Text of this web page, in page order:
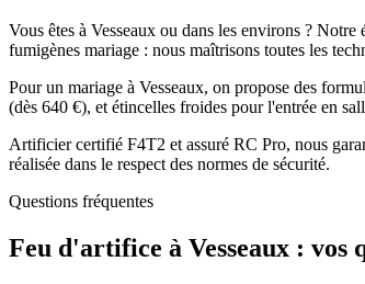
Vous êtes à Vesseaux ou dans les environs ?
fumigènes mariage : nous maîtrisons toutes les
Pour un mariage à Vesseaux, on propose des
(dès 640 €), et étincelles froides pour l'entrée en
Artificier certifié F4T2 et assuré RC Pro, nous
réalisée dans le respect des normes de sécurité.
Questions fréquentes
Feu d'artifice à Vesseaux : vos